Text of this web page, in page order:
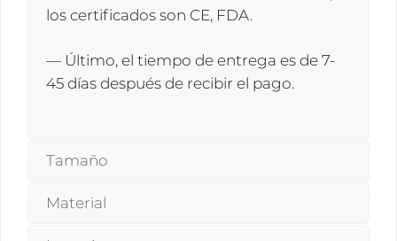
los certificados son CE, FDA.
— Último, el tiempo de entrega es de 7-
45 días después de recibir el pago.
Tamaño
Material